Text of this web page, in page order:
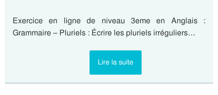
Exercice en ligne de niveau 3eme en Anglais :
Grammaire – Pluriels : Écrire les pluriels irréguliers…
Lire la suite